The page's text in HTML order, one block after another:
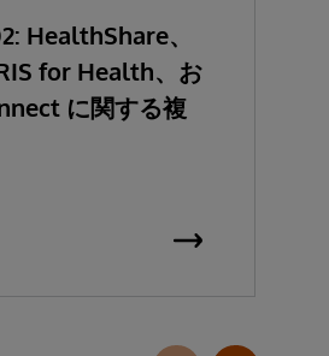
HealthShare、
for Health、お
に関する複